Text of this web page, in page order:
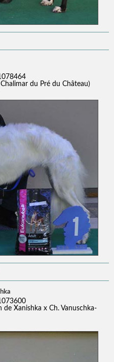
du Pré du Château)
de Xanishka x Ch. Vanuschka-